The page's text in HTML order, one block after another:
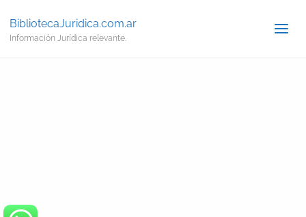
BibliotecaJuridica.com.ar
Información Jurídica relevante.